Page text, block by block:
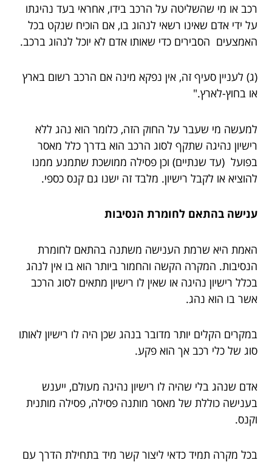
רכב או מי שהשליטה על הרכב בידו, אחראי בעד נהיגתו
על ידי אדם שאינו רשאי לנהוג בו, אם הוכיח שנקט בכל
האמצעים הסבירים כדי שאותו אדם לא יוכל לנהוג ברכב.
(ג) לעניין סעיף זה, אין נפקא מינה אם הרכב רשום בארץ
או בחוץ-לארץ."
למעשה מי שעבר על החוק הזה, כלומר הוא נהג ללא
רישיון נהיגה שתקף לסוג הרכב הוא בדרך כלל מאסר
בפועל (עד שנתיים) וכן פסילה ממושכת שתמנע ממנו
להוציא או לקבל רישיון. מלבד זה ישנו גם קנס כספי.
ענישה בהתאם לחומרת הנסיבות
האמת היא שרמת הענישה משתנה בהתאם לחומרת
הנסיבות. המקרה הקשה והחמור ביותר הוא בו אין לנהג
בכלל רישיון נהיגה או שאין לו רישיון מתאים לסוג הרכב
אשר בו הוא נהג.
במקרים הקלים יותר מדובר בנהג שכן היה לו רישיון לאותו
סוג של כלי רכב אך הוא פקע.
אדם שנהג בלי שהיה לו רישיון נהיגה מעולם, ייענש
בענישה כוללת של מאסר מותנה פסילה, פסילה מותנית
וקנס.
בכל מקרה תמיד כדאי ליצור קשר מיד בתחילת הדרך עם